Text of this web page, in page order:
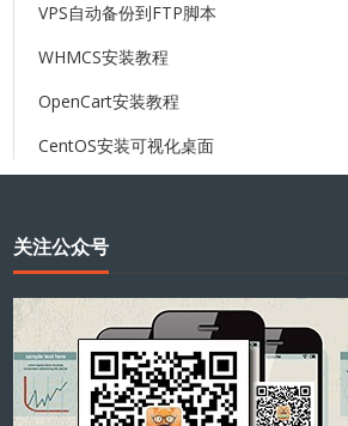
VPS自动备份到FTP脚本
WHMCS安装教程
OpenCart安装教程
CentOS安装可视化桌面
关注公众号